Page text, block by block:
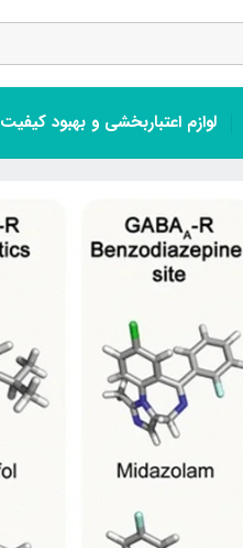
لوازم اعتباربخشی و بهبود کیفیت